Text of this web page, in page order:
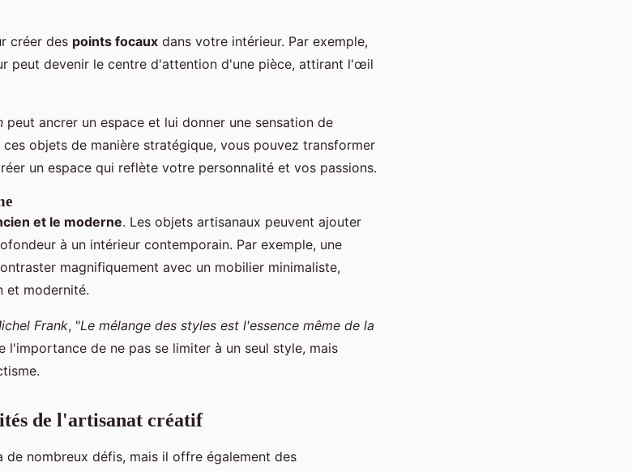
créer des points focaux dans votre intérieur. Par exemple,
peut devenir le centre d'attention d'une pièce, attirant l'œil
peut ancrer un espace et lui donner une sensation de
objets de manière stratégique, vous pouvez transformer
un espace qui reflète votre personnalité et vos passions.
et le moderne. Les objets artisanaux peuvent ajouter
à un intérieur contemporain. Par exemple, une
magnifiquement avec un mobilier minimaliste,
et modernité.
Frank, "Le mélange des styles est l'essence même de la
l'importance de ne pas se limiter à un seul style, mais
de l'artisanat créatif
nombreux défis, mais il offre également des